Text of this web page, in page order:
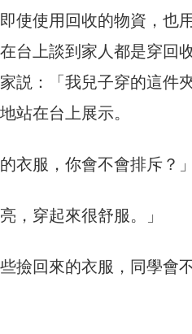
使使用回收的物資，也
台上談到家人都是穿回收
説：「我兒子穿的這件
站在台上展示。
衣服，你會不會排斥？」
，穿起來很舒服。」
撿回來的衣服，同學會